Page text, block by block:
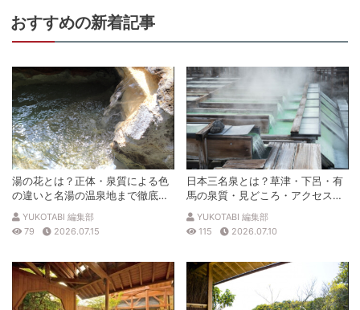
0995782121
※ 掲載情報は変更になる場合があります。最新の内容はご利用前にご自身でお
※ 料金情報は税込・税抜表記が混ざっております。正しい金額はご利用前にご
自身でお問合せください。
おすすめの新着記事
湯の花とは？正体・泉質による色
の違いと名湯の温泉地まで徹底解
説
YUKOTABI 編集部
79
2026.07.15
日本三名泉とは？草津・下呂・有
馬の泉質・見どころ・アクセスを
徹底解説
YUKOTABI 編集部
115
2026.07.10